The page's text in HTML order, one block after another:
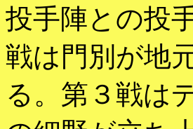
投手陣との投
戦は門別が地
る。第３戦は